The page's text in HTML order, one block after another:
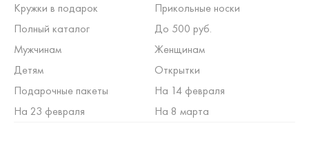
Кружки в подарок
Прикольные носки
Полный каталог
До 500 руб.
Мужчинам
Женщинам
Детям
Открытки
Подарочные пакеты
На 14 февраля
На 23 февраля
На 8 марта